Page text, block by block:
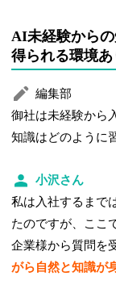
AI未経験から
得られる環境あ
編集部
御社は未経験から
知識はどのように
小沢さん
私は入社するまで
たのですが、ここ
企業様から質問を
がら自然と知識が